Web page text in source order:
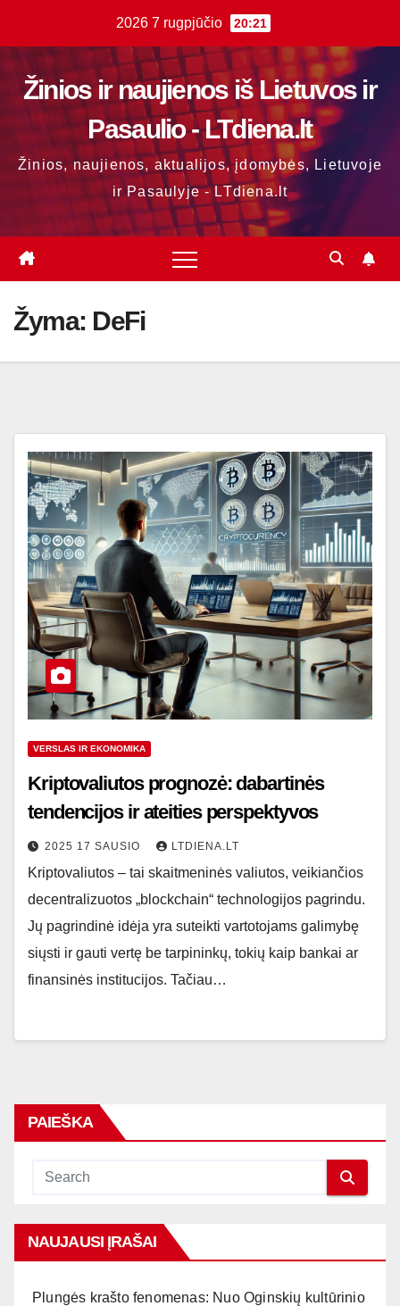
content
2026 7 rugpjūčio 20:21
Žinios ir naujienos iš Lietuvos ir
Pasaulio - LTdiena.lt
Žinios, naujienos, aktualijos, įdomybės, Lietuvoje
ir Pasaulyje - LTdiena.lt
Žyma: DeFi
VERSLAS IR EKONOMIKA
Kriptovaliutos prognozė: dabartinės
tendencijos ir ateities perspektyvos
2025 17 SAUSIO LTDIENA.LT
Kriptovaliutos – tai skaitmeninės valiutos, veikiančios
decentralizuotos „blockchain“ technologijos pagrindu.
Jų pagrindinė idėja yra suteikti vartotojams galimybę
siųsti ir gauti vertę be tarpininkų, tokių kaip bankai ar
finansinės institucijos. Tačiau…
PAIEŠKA
NAUJAUSI ĮRAŠAI
Plungės krašto fenomenas: Nuo Oginskių kultūrinio